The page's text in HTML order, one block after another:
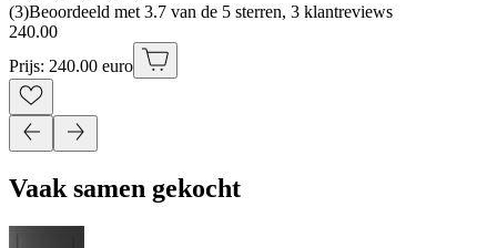
(3)Beoordeeld met 3.7 van de 5 sterren, 3 klantreviews
240.00
Prijs: 240.00 euro
Vaak samen gekocht